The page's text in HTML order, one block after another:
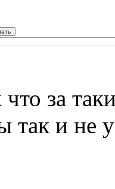
что за
так и не